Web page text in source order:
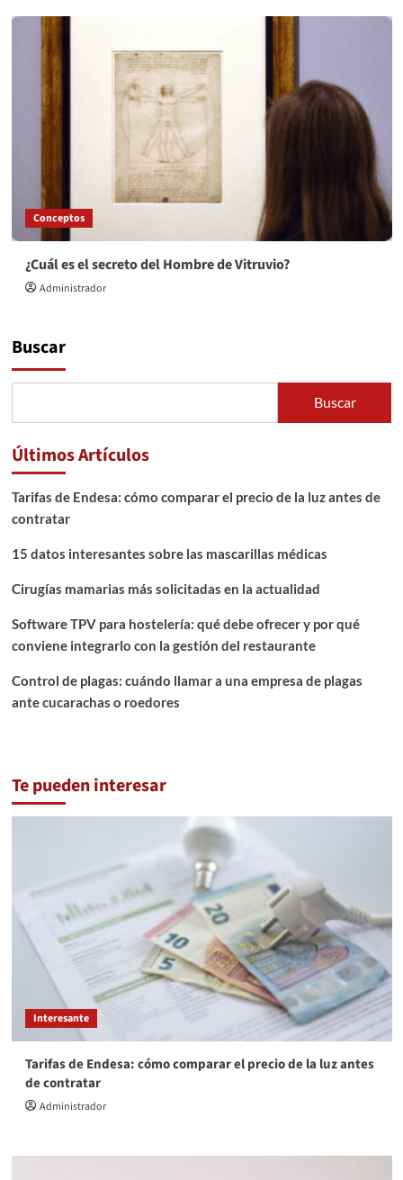
Conceptos
¿Cuál es el secreto del Hombre de Vitruvio?
Administrador
Buscar
Buscar
Últimos Artículos
Tarifas de Endesa: cómo comparar el precio de la luz antes de
contratar
15 datos interesantes sobre las mascarillas médicas
Cirugías mamarias más solicitadas en la actualidad
Software TPV para hostelería: qué debe ofrecer y por qué
conviene integrarlo con la gestión del restaurante
Control de plagas: cuándo llamar a una empresa de plagas
ante cucarachas o roedores
Te pueden interesar
Interesante
Tarifas de Endesa: cómo comparar el precio de la luz antes
de contratar
Administrador